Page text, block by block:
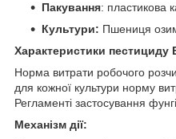
Пакування: пластикова
Культури: Пшениця
Характеристики пестициду
Норма витрати робочого
для кожної культури норму
Регламенті застосування
Механізм дії: